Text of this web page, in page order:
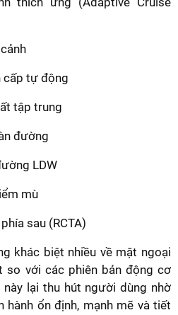
cấp tự động
tập trung
đường
LDW
mù
sau (RCTA)
khác biệt nhiều về mặt ngoại
so với các phiên bản động cơ
lại thu hút người dùng nhờ
ổn định, mạnh mẽ và tiết